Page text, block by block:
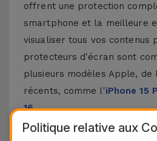
offrent une protection
smartphone et la meilleure
visualiser tous vos contenus
protecteurs d'écran sont
plusieurs modèles Apple, de
récents, comme l'iPhone 15
16.
Comment poser un
Politique relative aux